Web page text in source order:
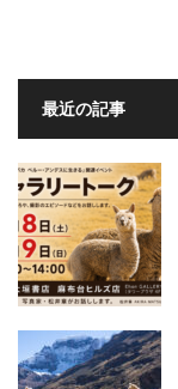
最近の記事